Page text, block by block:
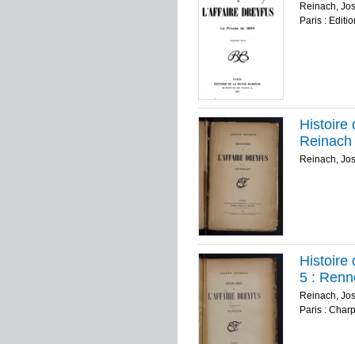
Reinach,
Paris :
Histoire
Reinach
Reinach,
Histoire
5 :
Reinach,
Paris :